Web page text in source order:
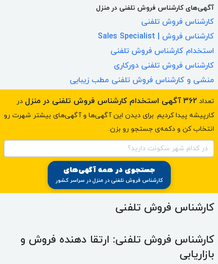
آگهی‌های کارشناس فروش تلفنی در منزل
کارشناس فروش تلفنی
کارشناس فروش | Sales Specialist
استخدام کارشناس فروش تلفنی
کارشناس فروش تلفنی دورکاری
منشی و کارشناس فروش تلفنی مطب زیبایی
تعداد 362 آگهی استخدام کارشناس فروش تلفنی در منزل
در
کارپیشه پیدا کردیم. برای دیدن این آگهی‌ها و آگهی‌های بیشتر شهرت رو
انتخاب کن و دکمه‌ی جستجو رو بزن.
در کدام شهر سکونت دارید؟
جستجوی در همه آگهی‌های
کارشناس فروش تلفنی در منزل در سراسر کشور
کارشناس فروش تلفنی
کارشناس فروش تلفنی: ارتقا دهنده فروش و
بازاریابی